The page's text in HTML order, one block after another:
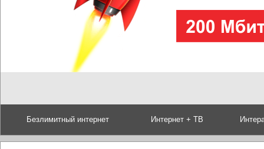
Безлимитный интернет Интернет + ТВ